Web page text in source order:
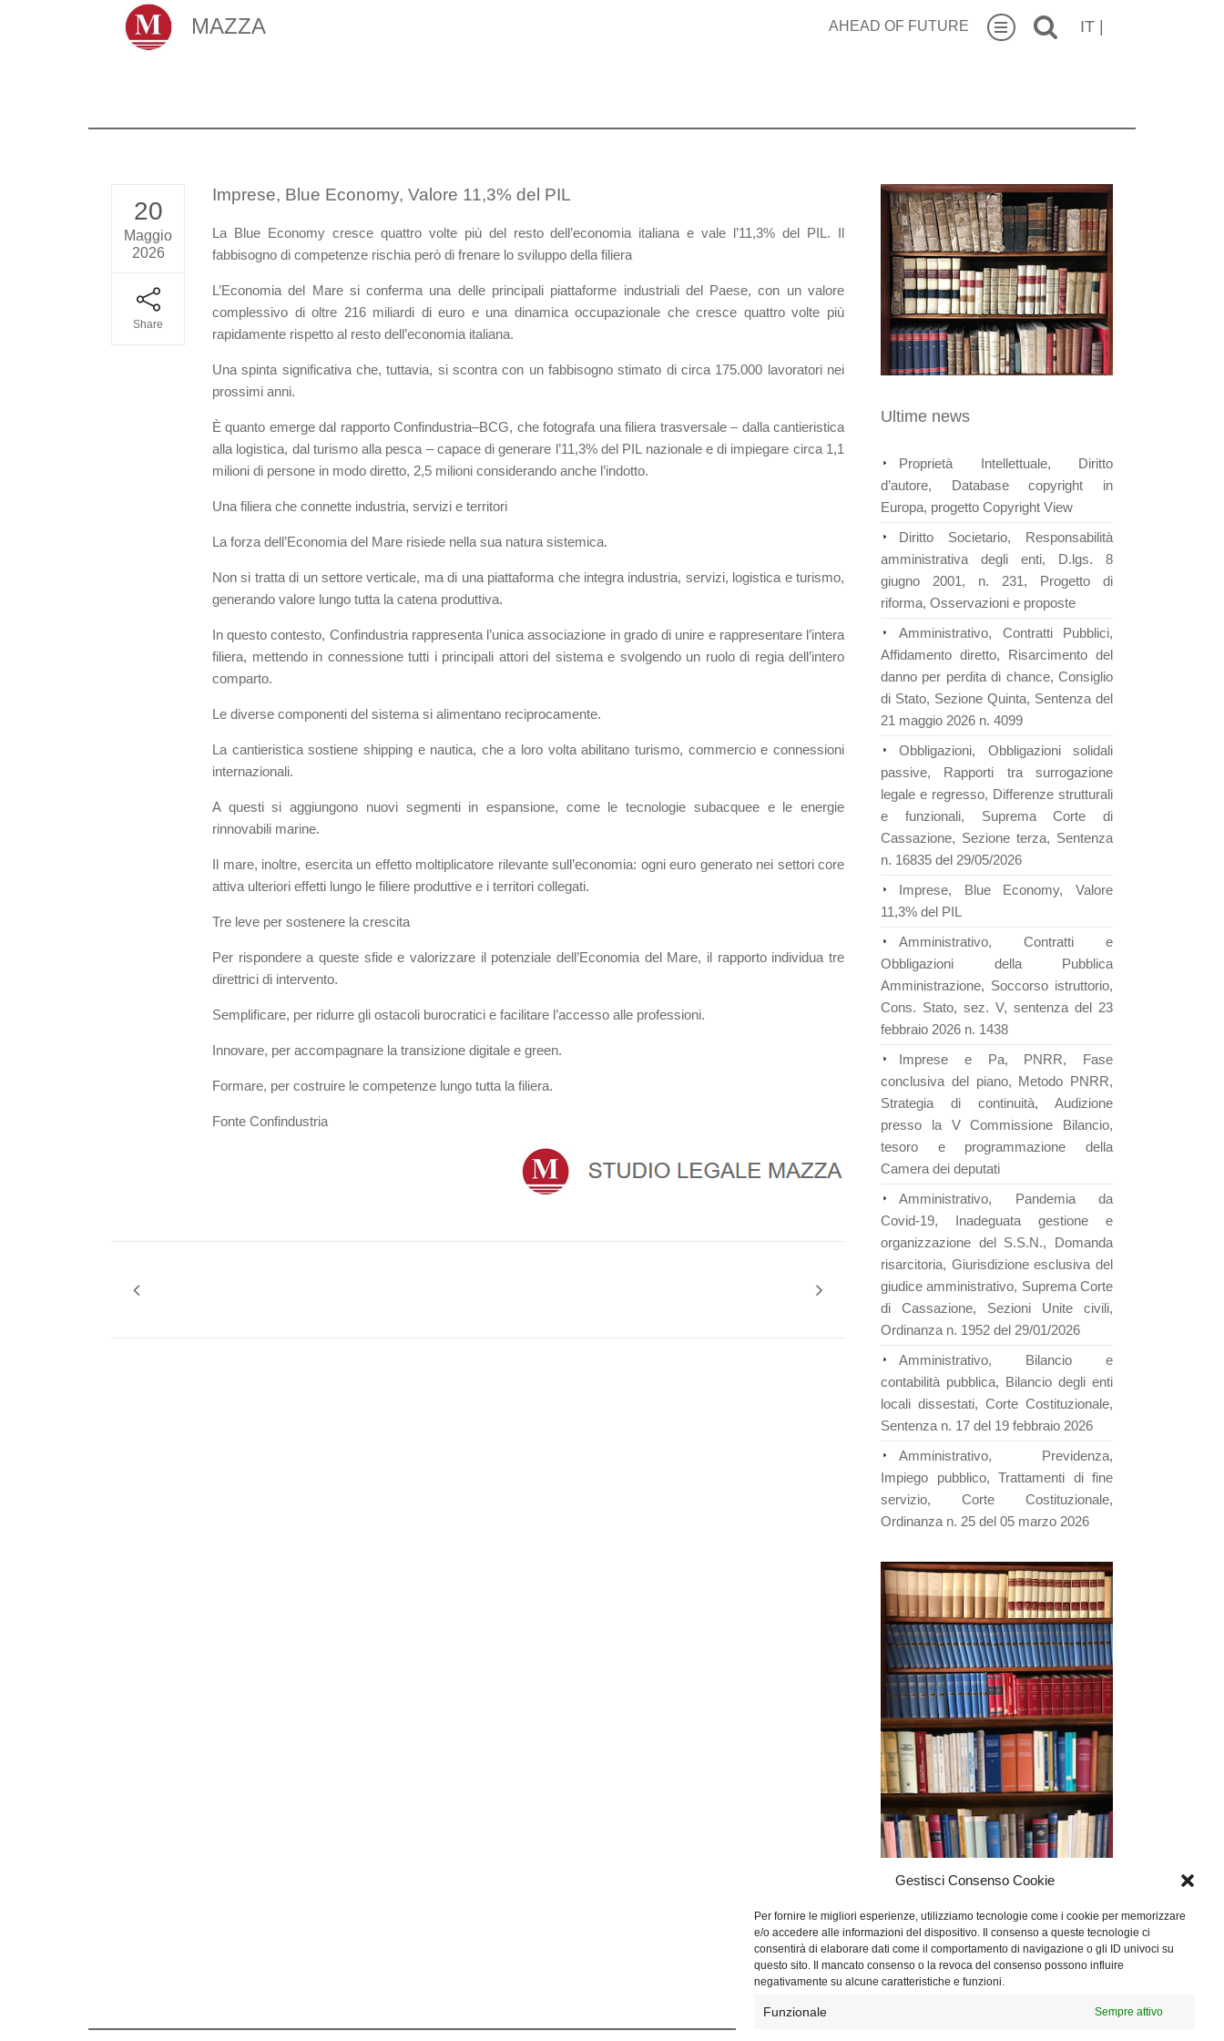
Gestisci Consenso Cookie
Per fornire le migliori esperienze, utilizziamo tecnologie come i cookie per memorizzare
e/o accedere alle informazioni del dispositivo. Il consenso a queste tecnologie ci
consentirà di elaborare dati come il comportamento di navigazione o gli ID univoci su
questo sito. Il mancato consenso o la revoca del consenso possono influire
negativamente su alcune caratteristiche e funzioni.
Funzionale Sempre attivo
MAZZA AHEAD OF FUTURE IT |
20
Maggio
2026
Share
Imprese, Blue Economy, Valore 11,3% del PIL
La Blue Economy cresce quattro volte più del resto dell’economia italiana e vale l’11,3% del PIL. Il
fabbisogno di competenze rischia però di frenare lo sviluppo della filiera
L’Economia del Mare si conferma una delle principali piattaforme industriali del Paese, con un valore
complessivo di oltre 216 miliardi di euro e una dinamica occupazionale che cresce quattro volte più
rapidamente rispetto al resto dell’economia italiana.
Una spinta significativa che, tuttavia, si scontra con un fabbisogno stimato di circa 175.000 lavoratori nei
prossimi anni.
È quanto emerge dal rapporto Confindustria–BCG, che fotografa una filiera trasversale – dalla cantieristica
alla logistica, dal turismo alla pesca – capace di generare l’11,3% del PIL nazionale e di impiegare circa 1,1
milioni di persone in modo diretto, 2,5 milioni considerando anche l’indotto.
Una filiera che connette industria, servizi e territori
La forza dell’Economia del Mare risiede nella sua natura sistemica.
Non si tratta di un settore verticale, ma di una piattaforma che integra industria, servizi, logistica e turismo,
generando valore lungo tutta la catena produttiva.
In questo contesto, Confindustria rappresenta l’unica associazione in grado di unire e rappresentare l’intera
filiera, mettendo in connessione tutti i principali attori del sistema e svolgendo un ruolo di regia dell’intero
comparto.
Le diverse componenti del sistema si alimentano reciprocamente.
La cantieristica sostiene shipping e nautica, che a loro volta abilitano turismo, commercio e connessioni
internazionali.
A questi si aggiungono nuovi segmenti in espansione, come le tecnologie subacquee e le energie
rinnovabili marine.
Il mare, inoltre, esercita un effetto moltiplicatore rilevante sull’economia: ogni euro generato nei settori core
attiva ulteriori effetti lungo le filiere produttive e i territori collegati.
Tre leve per sostenere la crescita
Per rispondere a queste sfide e valorizzare il potenziale dell’Economia del Mare, il rapporto individua tre
direttrici di intervento.
Semplificare, per ridurre gli ostacoli burocratici e facilitare l’accesso alle professioni.
Innovare, per accompagnare la transizione digitale e green.
Formare, per costruire le competenze lungo tutta la filiera.
Fonte Confindustria
Ultime news
Proprietà Intellettuale, Diritto
d’autore, Database copyright in
Europa, progetto Copyright View
Diritto Societario, Responsabilità
amministrativa degli enti, D.lgs. 8
giugno 2001, n. 231, Progetto di
riforma, Osservazioni e proposte
Amministrativo, Contratti Pubblici,
Affidamento diretto, Risarcimento del
danno per perdita di chance, Consiglio
di Stato, Sezione Quinta, Sentenza del
21 maggio 2026 n. 4099
Obbligazioni, Obbligazioni solidali
passive, Rapporti tra surrogazione
legale e regresso, Differenze strutturali
e funzionali, Suprema Corte di
Cassazione, Sezione terza, Sentenza
n. 16835 del 29/05/2026
Imprese, Blue Economy, Valore
11,3% del PIL
Amministrativo, Contratti e
Obbligazioni della Pubblica
Amministrazione, Soccorso istruttorio,
Cons. Stato, sez. V, sentenza del 23
febbraio 2026 n. 1438
Imprese e Pa, PNRR, Fase
conclusiva del piano, Metodo PNRR,
Strategia di continuità, Audizione
presso la V Commissione Bilancio,
tesoro e programmazione della
Camera dei deputati
Amministrativo, Pandemia da
Covid-19, Inadeguata gestione e
organizzazione del S.S.N., Domanda
risarcitoria, Giurisdizione esclusiva del
giudice amministrativo, Suprema Corte
di Cassazione, Sezioni Unite civili,
Ordinanza n. 1952 del 29/01/2026
Amministrativo, Bilancio e
contabilità pubblica, Bilancio degli enti
locali dissestati, Corte Costituzionale,
Sentenza n. 17 del 19 febbraio 2026
Amministrativo, Previdenza,
Impiego pubblico, Trattamenti di fine
servizio, Corte Costituzionale,
Ordinanza n. 25 del 05 marzo 2026